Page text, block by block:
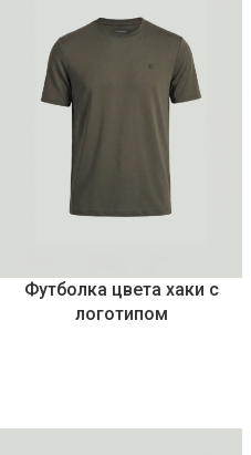
Футболка цвета хаки с
логотипом